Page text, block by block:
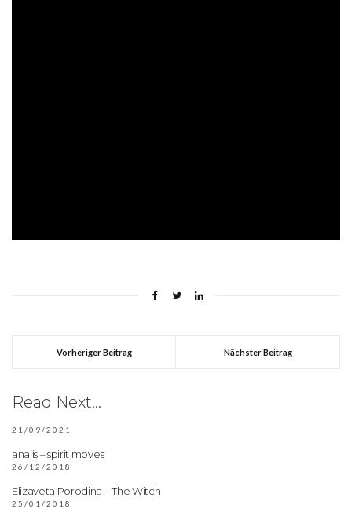
Vorheriger Beitrag Nächster Beitrag
Read Next...
21/09/2021
anaiis – spirit moves
26/12/2018
Elizaveta Porodina – The Witch
25/01/2018